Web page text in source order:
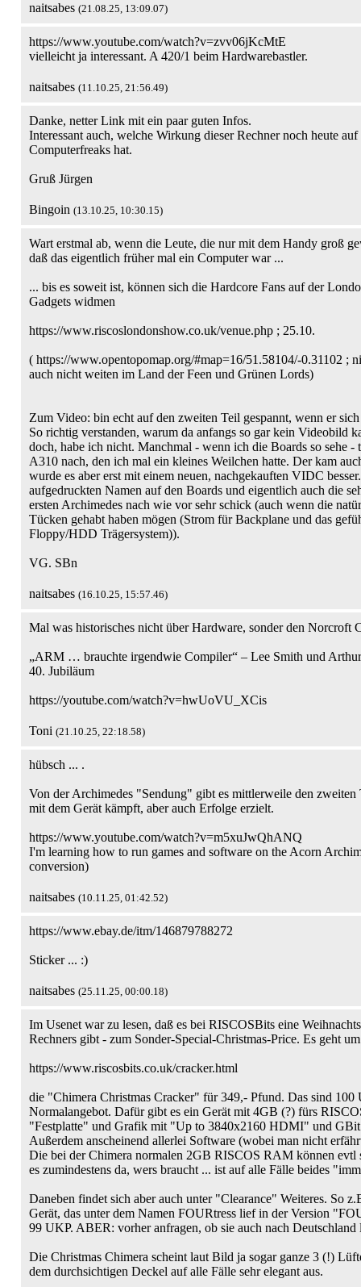
naitsabes (21.08.25, 13:09.07)
https://www.youtube.com/watch?v=zvv06jKcMtE
vielleicht ja interessant. A 420/1 beim Hardwarebastler.
naitsabes (11.10.25, 21:56.49)
Danke, netter Link mit ein paar guten Infos.
Interessant auch, welche Wirkung dieser Rechner noch heute
Computerfreaks hat.
Gruß Jürgen
Bingoin (13.10.25, 10:30.15)
Wart erstmal ab, wenn die Leute, die nur mit dem Handy groß
daß das eigentlich früher mal ein Computer war ...
... bis es soweit ist, können sich die Hardcore Fans auf der
Gadgets widmen
https://www.riscoslondonshow.co.uk/venue.php ; 25.10.
( https://www.opentopomap.org/#map=16/51.58104/-0.31102 ;
auch nicht weiten im Land der Feen und Grünen Lords)
Zum Video: bin echt auf den zweiten Teil gespannt, wenn er
So richtig verstanden, warum da anfangs so gar kein Videobild
doch, habe ich nicht. Manchmal - wenn ich die Boards so sehe -
A310 nach, den ich mal ein kleines Weilchen hatte. Der kam
wurde es aber erst mit einem neuen, nachgekauften VIDC
aufgedruckten Namen auf den Boards und eigentlich auch die
ersten Archimedes nach wie vor sehr schick (auch wenn die
Tücken gehabt haben mögen (Strom für Backplane und das
Floppy/HDD Trägersystem)).
VG. SBn
naitsabes (16.10.25, 15:57.46)
Mal was historisches nicht über Hardware, sonder den Norcroft
„ARM … brauchte irgendwie Compiler“ – Lee Smith und
40. Jubiläum
https://youtube.com/watch?v=hwUoVU_XCis
Toni (21.10.25, 22:18.58)
hübsch ... .
Von der Archimedes "Sendung" gibt es mittlerweile den
mit dem Gerät kämpft, aber auch Erfolge erzielt.
https://www.youtube.com/watch?v=m5xuJwQhANQ
I'm learning how to run games and software on the Acorn
conversion)
naitsabes (10.11.25, 01:42.52)
https://www.ebay.de/itm/146879788272
Sticker ... :)
naitsabes (25.11.25, 00:00.18)
Im Usenet war zu lesen, daß es bei RISCOSBits eine
Rechners gibt - zum Sonder-Special-Christmas-Price. Es geht
https://www.riscosbits.co.uk/cracker.html
die "Chimera Christmas Cracker" für 349,- Pfund. Das sind 100
Normalangebot. Dafür gibt es ein Gerät mit 4GB (?) fürs
"Festplatte" und Grafik mit "Up to 3840x2160 HDMI" und
Außerdem anscheinend allerlei Software (wobei man nicht
Die bei der Chimera normalen 2GB RISCOS RAM können evtl
es zumindestens da, wers braucht ... ist auf alle Fälle beides
Daneben findet sich aber auch unter "Clearance" Weiteres. So
Gerät, das unter dem Namen FOURtress lief in der Version
99 UKP. ABER: vorher anfragen, ob sie auch nach Deutschland
Die Christmas Chimera scheint laut Bild ja sogar ganze 3 (!)
dem durchsichtigen Deckel auf alle Fälle sehr elegant aus.